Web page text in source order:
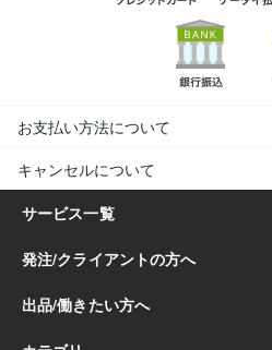
お支払い方法について
キャンセルについて